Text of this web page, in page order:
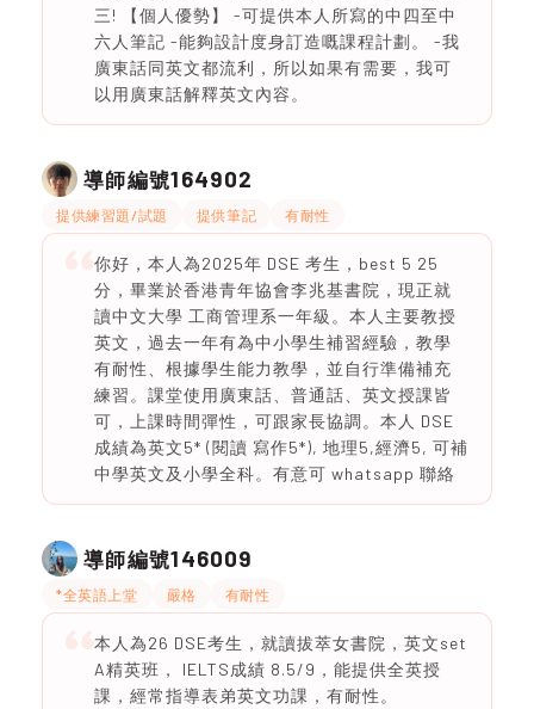
三! 【個人優勢】 -可提供本人所寫的中四至中
六人筆記 -能夠設計度身訂造嘅課程計劃。 -我
廣東話同英文都流利，所以如果有需要，我可
以用廣東話解釋英文內容。
導師編號164902
提供練習題/試題 提供筆記 有耐性
你好，本人為2025年 DSE 考生，best 5 25
分，畢業於香港青年協會李兆基書院，現正就
讀中文大學 工商管理系一年級。本人主要教授
英文，過去一年有為中小學生補習經驗，教學
有耐性、根據學生能力教學，並自行準備補充
練習。課堂使用廣東話、普通話、英文授課皆
可，上課時間彈性，可跟家長協調。本人 DSE
成績為英文5* (閱讀 寫作5*), 地理5,經濟5, 可補
中學英文及小學全科。有意可 whatsapp 聯絡
導師編號146009
*全英語上堂 嚴格 有耐性
本人為26 DSE考生，就讀拔萃女書院，英文set
A精英班， IELTS成績 8.5/9，能提供全英授
課，經常指導表弟英文功課，有耐性。